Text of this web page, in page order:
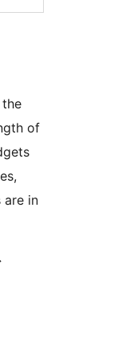
of
are in